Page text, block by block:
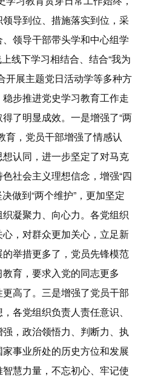
导到位、措施落实到位，采
领导干部带头学和中心组学
线下学习相结合、结合“我为
开展主题党日活动学等多种方
步推进党史学习教育工作走
了明显成效。一是增强了“两
育，党员干部增强了情感认
认同，进一步坚定了对马克
社会主义理想信念，增强“四
做到“两个维护”，更加坚定
凝聚力、向心力。各党组织
，对群众更加关心，立足新
举措更多了，党员先锋模范
育，要求入党的同志更多
高了。三是增强了党员干部
各党组织负责人责任意识、
，政治领悟力、判断力、执
事业所处的历史方位和发展
慧力量，不忘初心、牢记使